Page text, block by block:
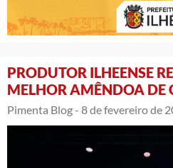
PRODUTOR ILHEENSE
MELHOR AMÊNDOA
Pimenta Blog - 8 de fevereiro de